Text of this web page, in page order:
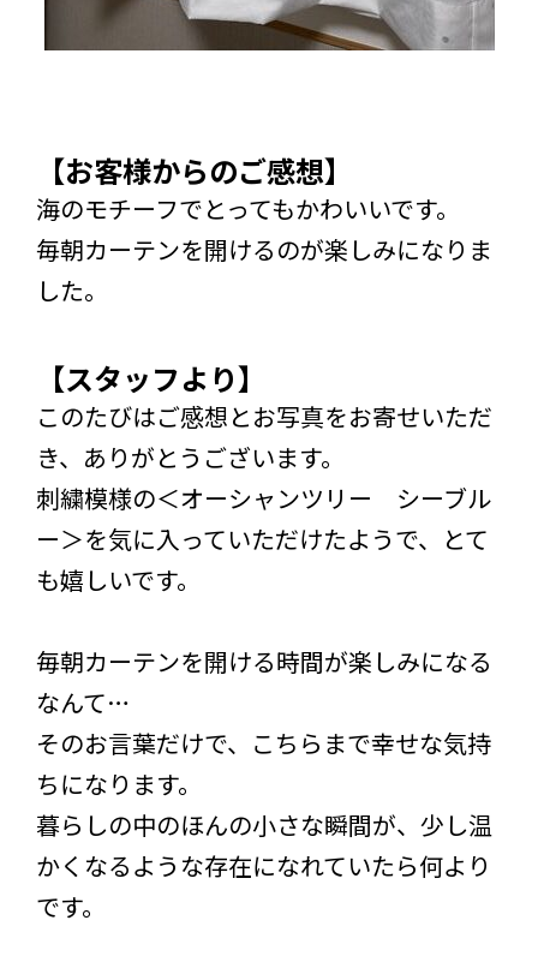
【お客様からのご感想】
海のモチーフでとってもかわいいです。
毎朝カーテンを開けるのが楽しみになりま
した。
【スタッフより】
このたびはご感想とお写真をお寄せいただ
き、ありがとうございます。
刺繍模様の＜オーシャンツリー シーブル
ー＞を気に入っていただけたようで、とて
も嬉しいです。
毎朝カーテンを開ける時間が楽しみになる
なんて…
そのお言葉だけで、こちらまで幸せな気持
ちになります。
暮らしの中のほんの小さな瞬間が、少し温
かくなるような存在になれていたら何より
です。